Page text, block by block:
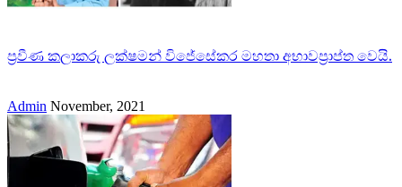
ප්‍රවීණ කලාකරු ලක්ෂමන් විජේසේකර මහතා අභාවප්‍රාප්ත වෙයි.
Admin November, 2021